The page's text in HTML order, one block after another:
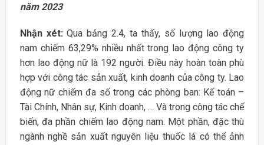
năm 2023
Nhận xét: Qua bảng 2.4, ta thấy, số lượng lao động
nam chiếm 63,29% nhiều nhất trong lao động công ty
hơn lao động nữ là 192 người. Điều này hoàn toàn phù
hợp với công tác sản xuất, kinh doanh của công ty. Lao
động nữ chiếm đa số trong các phòng ban: Kế toán –
Tài Chính, Nhân sự, Kinh doanh, … Và trong công tác chế
biến, đa phần chiếm lao động nam. Một phần, đặc thù
ngành nghề sản xuất nguyên liệu thuốc lá có thể ảnh